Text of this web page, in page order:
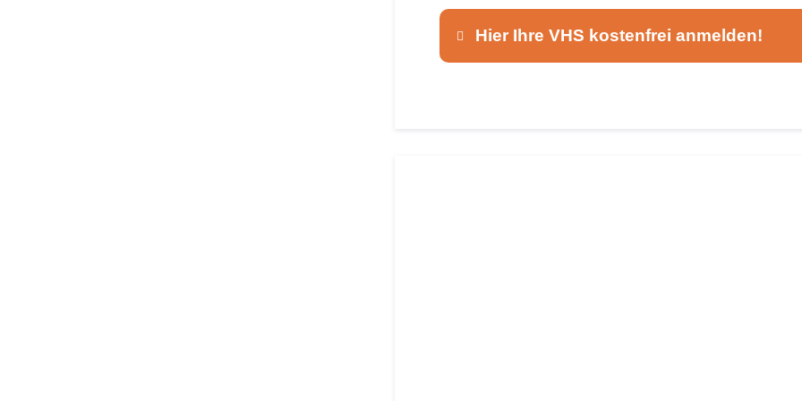
Hier Ihre VHS kostenfrei anmelden!